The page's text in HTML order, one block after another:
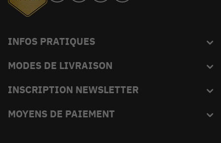
INFOS PRATIQUES
L'équipe du King
Livraison
MODES DE LIVRAISON
INSCRIPTION NEWSLETTER
Abonnez-vous et recevez en exclusivité les bons plans de
MOYENS DE PAIEMENT